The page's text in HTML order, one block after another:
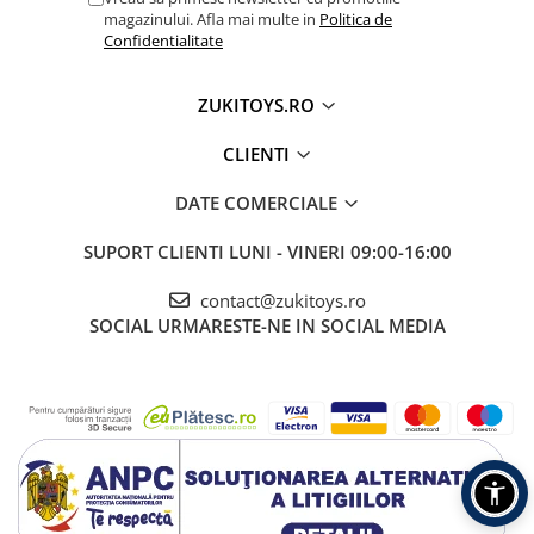
magazinului. Afla mai multe in Politica de
Confidentialitate
ZUKITOYS.RO
CLIENTI
DATE COMERCIALE
SUPORT CLIENTI LUNI - VINERI 09:00-16:00
contact@zukitoys.ro
SOCIAL URMARESTE-NE IN SOCIAL MEDIA